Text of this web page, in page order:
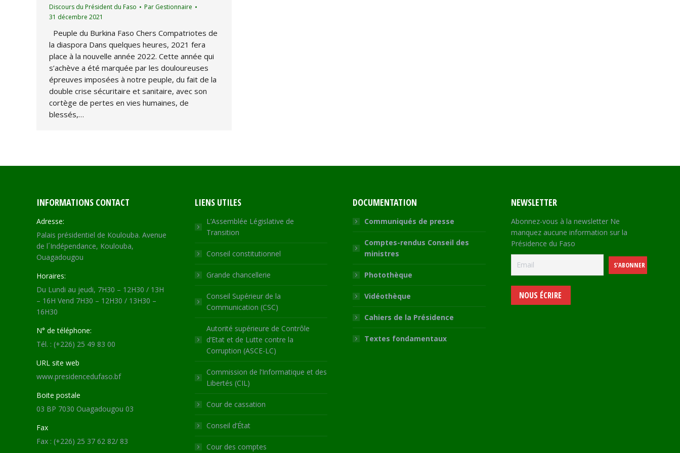
Discours du Président du Faso Par Gestionnaire
31 décembre 2021
Peuple du Burkina Faso Chers Compatriotes de
la diaspora Dans quelques heures, 2021 fera
place à la nouvelle année 2022. Cette année qui
s’achève a été marquée par les douloureuses
épreuves imposées à notre peuple, du fait de la
double crise sécuritaire et sanitaire, avec son
cortège de pertes en vies humaines, de
blessés,…
INFORMATIONS CONTACT
Adresse:
Palais présidentiel de Koulouba. Avenue
de l´Indépendance, Koulouba,
Ouagadougou
Horaires:
Du Lundi au jeudi, 7H30 – 12H30 / 13H
– 16H Vend 7H30 – 12H30 / 13H30 –
16H30
N° de téléphone:
Tél. : (+226) 25 49 83 00
URL site web
www.presidencedufaso.bf
Boite postale
03 BP 7030 Ouagadougou 03
Fax
Fax : (+226) 25 37 62 82/ 83
LIENS UTILES
L’Assemblée Législative de
Transition
Conseil constitutionnel
Grande chancellerie
Conseil Supérieur de la
Communication (CSC)
Autorité supérieure de Contrôle
d’Etat et de Lutte contre la
Corruption (ASCE-LC)
Commission de l’Informatique et des
Libertés (CIL)
Cour de cassation
Conseil d’État
Cour des comptes
DOCUMENTATION
Communiqués de presse
Comptes-rendus Conseil des
ministres
Photothèque
Vidéothèque
Cahiers de la Présidence
Textes fondamentaux
NEWSLETTER
Abonnez-vous à la newsletter Ne
manquez aucune information sur la
Présidence du Faso
NOUS ÉCRIRE